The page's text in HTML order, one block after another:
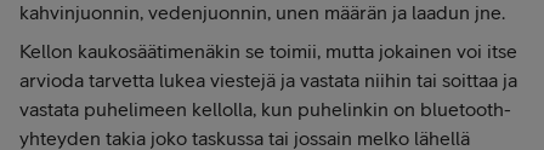
kahvinjuonnin, vedenjuonnin, unen määrän ja laadun jne.
Kellon kaukosäätimenäkin se toimii, mutta jokainen voi itse
arvioda tarvetta lukea viestejä ja vastata niihin tai soittaa ja
vastata puhelimeen kellolla, kun puhelinkin on bluetooth-
yhteyden takia joko taskussa tai jossain melko lähellä